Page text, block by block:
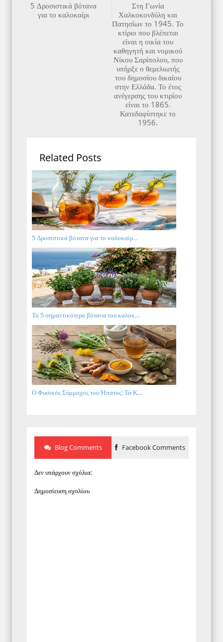
Στη Γωνία
Χαλκοκονδύλη και
Πατησίων το 1945. Το
κτίριο που βλέπεται
είναι η οικία του
καθηγητή και νομικού
Νίκου Σαρίπολου, που
υπήρξε ο θεμελιωτής
του δημοσίου δικαίου
στην Ελλάδα. Το έτος
ανέγερσης του κτιρίου
είναι το 1865.
Κατεδαφίστηκε το
1956.
5 Δροσιστικά βότανα
για το καλοκαίρι
Related Posts
5 Δροσιστικά βότανα για το καλοκαίρ...
Τα 5 σημαντικότερα βότανα του καλοκ...
Ο Φυσικός Σύμμαχος του Ήπατος: Τα Κ...
Blog Comments Facebook Comments
Δεν υπάρχουν σχόλια:
Δημοσίευση σχολίου